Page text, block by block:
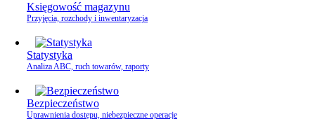
Księgowość magazynu
Przyjęcia, rozchody i inwentaryzacja
Statystyka
Analiza ABC, ruch towarów, raporty
Bezpieczeństwo
Uprawnienia dostępu, niebezpieczne operacje